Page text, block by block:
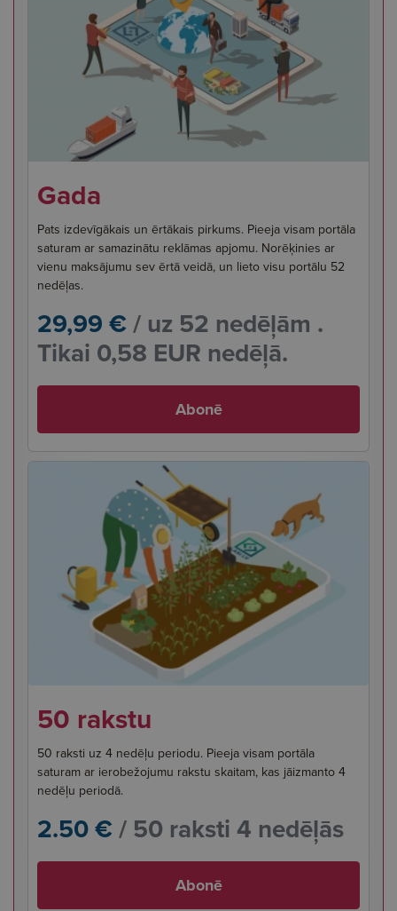
Gada
Pats izdevīgākais un ērtākais pirkums. Pieeja visam portāla
saturam ar samazinātu reklāmas apjomu. Norēķinies ar
vienu maksājumu sev ērtā veidā, un lieto visu portālu 52
nedēļas.
29,99 € / uz 52 nedēļām .
Tikai 0,58 EUR nedēļā.
Abonē
50 rakstu
50 raksti uz 4 nedēļu periodu. Pieeja visam portāla
saturam ar ierobežojumu rakstu skaitam, kas jāizmanto 4
nedēļu periodā.
2.50 € / 50 raksti 4 nedēļās
Abonē